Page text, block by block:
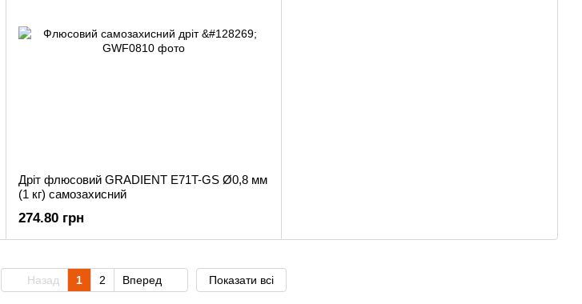
Дріт флюсовий GRADIENT E71T-GS Ø0,8 мм
(1 кг) самозахисний
274.80 грн
Назад 1 2 Вперед Показати всі